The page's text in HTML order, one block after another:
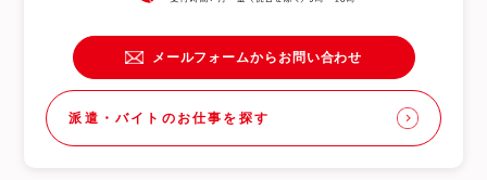
メールフォームからお問い合わせ
派遣・バイトのお仕事を探す